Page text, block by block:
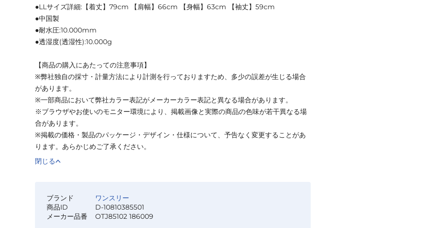
●LLサイズ詳細:【着丈】79cm 【肩幅】66cm 【身幅】63cm 【袖丈】59cm
●中国製
●耐水圧:10.000mm
●透湿度(透湿性):10.000g
【商品の購入にあたっての注意事項】
※弊社独自の採寸・計量方法により計測を行っておりますため、多少の誤差が生じる場合
があります。
※一部商品において弊社カラー表記がメーカーカラー表記と異なる場合があります。
※ブラウザやお使いのモニター環境により、掲載画像と実際の商品の色味が若干異なる場
合があります。
※掲載の価格・製品のパッケージ・デザイン・仕様について、予告なく変更することがあ
ります。あらかじめご了承ください。
閉じる
ブランド
ワンスリー
商品ID
D-10810385501
メーカー品番
OTJ85102 186009